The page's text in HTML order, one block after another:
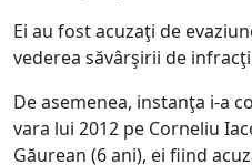
Ei au fost acuzaţi de
vederea săvârşirii de
De asemenea, instanţa i-a
vara lui 2012 pe Corneliu
Găurean (6 ani), ei fiind